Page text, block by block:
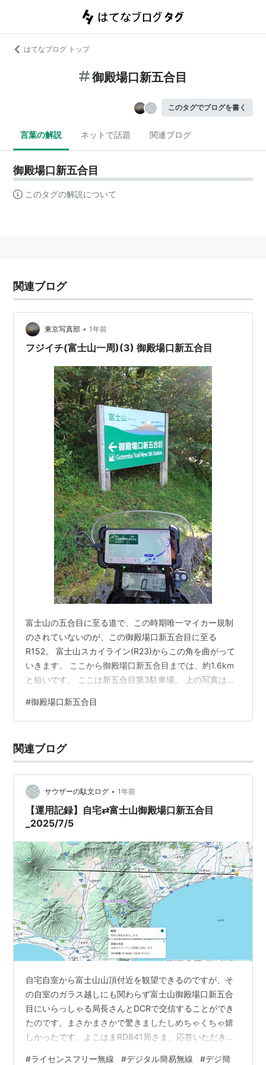
はてなブログ トップ
御殿場口新五合目
このタグでブログを書く
言葉の解説 ネットで話題 関連ブログ
御殿場口新五合目
このタグの解説について
関連ブログ
東京写真部 • 1年前
フジイチ(富士山一周)(3) 御殿場口新五合目
富士山の五合目に至る道で、この時期唯一マイカー規制
のされていないのが、この御殿場口新五合目に至る
R152。 富士山スカイライン(R23)からこの角を曲がって
いきます。 ここから御殿場口新五合目までは、約1.6km
と短いです。 ここは新五合目第3駐車場。 上の写真は麓
見られたのだけれど、今回は霞に覆われてよく見えませ
んでした。 hiro2003t.hatenablog.com 逆に富士山頂上
の後も、絶景の富士山を巡る旅は続きます。 ※SONY
DSC-RX100M3は小さくて便利です。今回の…
#御殿場口新五合目
関連ブログ
サウザーの駄文ログ • 1年前
【運用記録】自宅⇄富士山御殿場口新五合目
_2025/7/5
自宅自室から富士山山頂付近を観望できるのですが、そ
の自室のガラス越しにも関わらず富士山御殿場口新五合
目にいらっしゃる局長さんとDCRで交信することができ
たのです。まさかまさかで驚きましたしめちゃくちゃ嬉
しかったです。よこはまRD841局さま、応答いただきま
#ライセンスフリー無線 #デジタル簡易無線 #デジ簡